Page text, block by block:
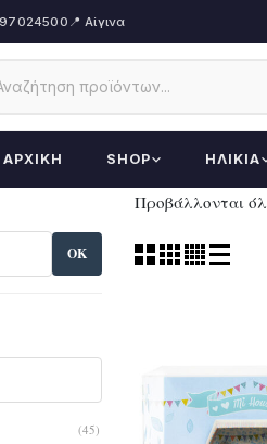
📍 Αίγινα
ΑΡΧΙΚΉ SHOP ΗΛΙΚΊΑ
Προβάλλονται
OK
(45)